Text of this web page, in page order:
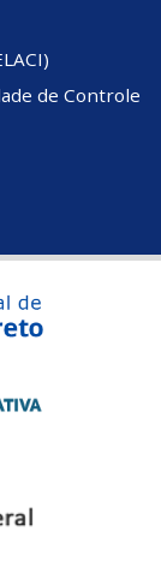
de Controle